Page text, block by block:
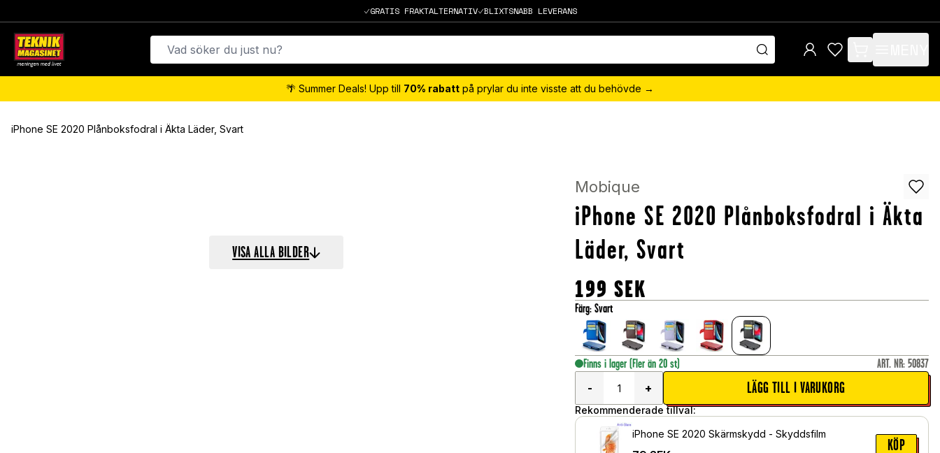
GRATIS FRAKTALTERNATIV BLIXTSNABB LEVERANS
items in cart, view
🌴 Summer Deals! Upp till 70% rabatt på prylar du inte visste att du behövde →
iPhone SE 2020 Plånboksfodral i Äkta Läder, Svart
VISA ALLA BILDER
Mobique
iPhone SE 2020 Plånboksfodral i Äkta
Läder, Svart
199 SEK
Färg:Svart
Finns i lager (Fler än 20 st) ART. NR: 50837
-
+ LÄGG TILL I VARUKORG
Rekommenderade tillval:
iPhone SE 2020 Skärmskydd - Skyddsfilm
KÖP